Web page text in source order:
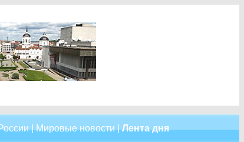
|Мировые новости|Лента дня